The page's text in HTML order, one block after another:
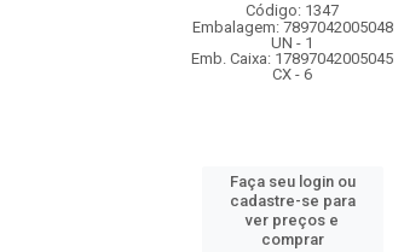
Código: 1347
Embalagem: 7897042005048
UN - 1
Emb. Caixa: 17897042005045
CX - 6
Faça seu login ou
cadastre-se para
ver preços e
comprar